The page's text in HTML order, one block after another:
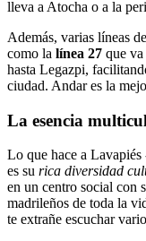
lleva a Atocha o a la
Además, varias líneas
como la línea 27 que
hasta Legazpi,
ciudad. Andar es la
La esencia
Lo que hace a Lavapiés
es su rica diversidad
en un centro social con
madrileños de toda la
te extrañe escuchar